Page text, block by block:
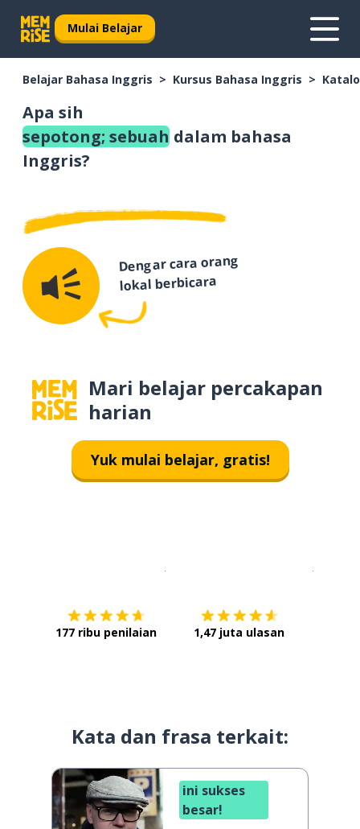
Mulai Belajar
Belajar Bahasa Inggris Kursus Bahasa Inggris
Apa sih
sepotong; sebuah dalam bahasa
Inggris?
Dengar cara orang
lokal berbicara
Mari belajar percakapan
harian
Yuk mulai belajar, gratis!
177 ribu penilaian 1,47 juta ulasan
Kata dan frasa terkait:
ini sukses
besar!